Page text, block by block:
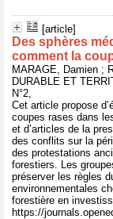
[article]
Des sphères
comment la
MARAGE, Damien ;
DURABLE ET
N°2,
Cet article propose
coupes rases dans
et d’articles de la
des conflits sur la
des protestations
forestiers. Les
préserver les règles
environnementales
forestière en
https://